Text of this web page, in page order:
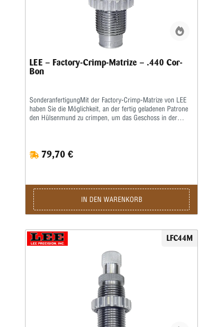
LEE – Factory-Crimp-Matrize – .440 Cor-
Bon
SonderanfertigungMit der Factory-Crimp-Matrize von LEE
haben Sie die Möglichkeit, an der fertig geladenen Patrone
den Hülsenmund zu crimpen, um das Geschoss in der
Geschoss, bzw. in die Crimprille gepresst. Der Pressdruck
kann durch Verstellen des Matrizenkörpers fein justiert
sichern. Der Crimp entspricht dem einer Fabrikpatrone. Bei
zylindrischen Faustfeuerwaffenhülsen wird der Hülsenmund
entweder über einen Tapercrimp für Pistolenpatronen oder
einen Rollcrimp bei Revolverpatronen gecrimpt. Ein
zusätzlicher Hartmetall-Kalibrierring glättet anschließend
aufgeworfenes Material. Der Geschosssitz ist deutlich fester
als bei anderen Crimpmatrizen. Selbst bei stärksten
Magnum-Revolverladungen werden die Geschosse sicher in
79,70 €
IN DEN WARENKORB
LFC44M